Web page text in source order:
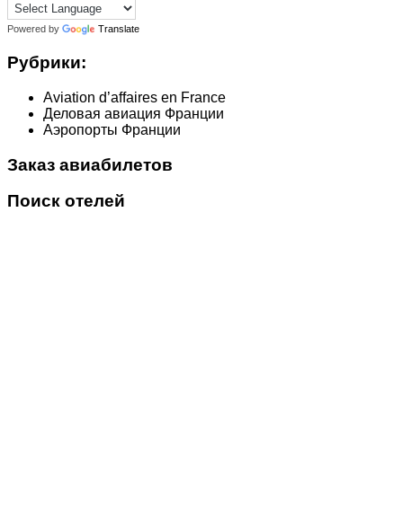
Powered by Translate
Рубрики:
Aviation d’affaires en France
Деловая авиация Франции
Аэропорты Франции
Заказ авиабилетов
Поиск отелей